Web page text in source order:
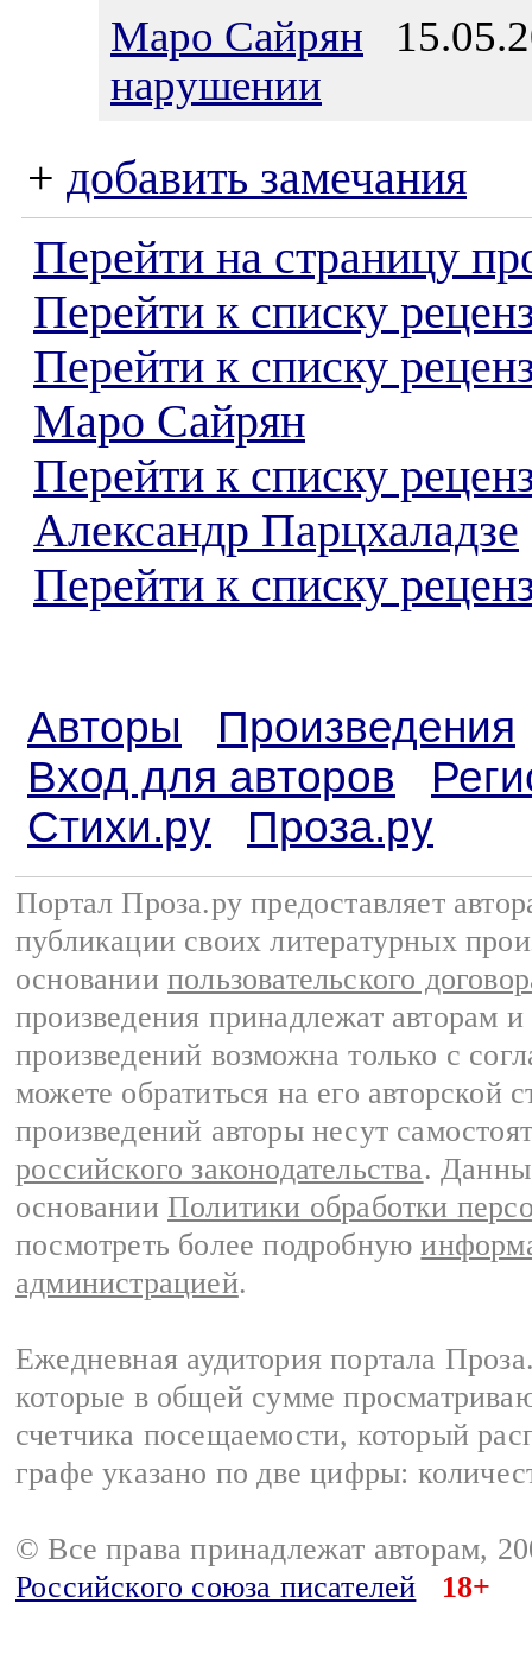
Маро Сайрян
нарушении
+ добавить замечания
Перейти на страницу
Перейти к списку
Перейти к списку
Маро Сайрян
Перейти к списку
Александр Парцхаладзе
Перейти к списку
Авторы
Произведения
Вход для авторов
Стихи.ру
Проза.ру
Портал Проза.ру предоставляет
публикации своих литературных
основании пользовательского
произведения принадлежат авторам
произведений возможна только с
можете обратиться на его авторской
произведений авторы несут
российского законодательства.
основании Политики обработки
посмотреть более подробную
администрацией.
Ежедневная аудитория портала
которые в общей сумме
счетчика посещаемости, который
графе указано по две цифры:
© Все права принадлежат авторам,
Российского союза писателей
18+